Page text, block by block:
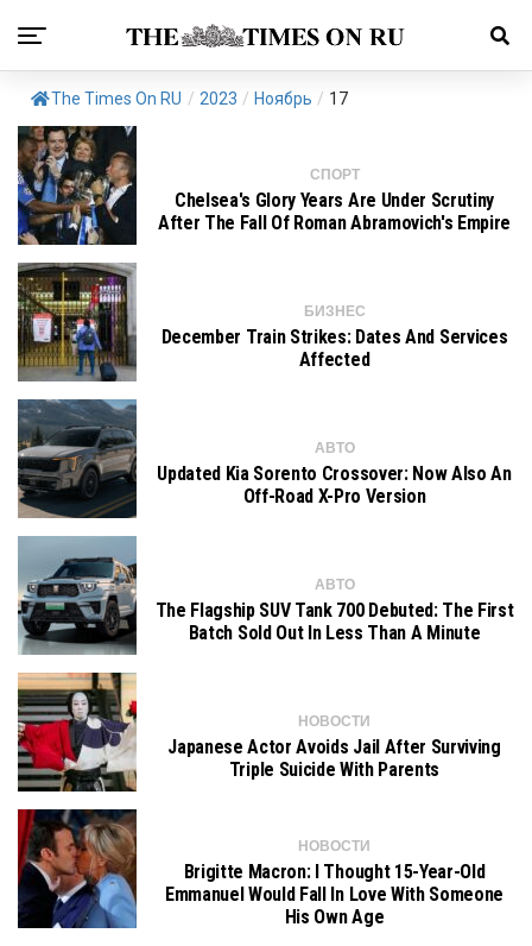
The Times On RU / 2023 / Ноябрь / 17
СПОРТ
Chelsea's Glory Years Are Under Scrutiny
After The Fall Of Roman Abramovich's Empire
БИЗНЕС
December Train Strikes: Dates And Services
Affected
АВТО
Updated Kia Sorento Crossover: Now Also An
Off-Road X-Pro Version
АВТО
The Flagship SUV Tank 700 Debuted: The First
Batch Sold Out In Less Than A Minute
НОВОСТИ
Japanese Actor Avoids Jail After Surviving
Triple Suicide With Parents
НОВОСТИ
Brigitte Macron: I Thought 15-Year-Old
Emmanuel Would Fall In Love With Someone
His Own Age